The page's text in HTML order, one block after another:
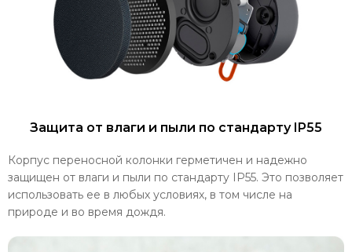
Защита от влаги и пыли по стандарту IP55
Корпус переносной колонки герметичен и надежно
защищен от влаги и пыли по стандарту IP55. Это позволяет
использовать ее в любых условиях, в том числе на
природе и во время дождя.